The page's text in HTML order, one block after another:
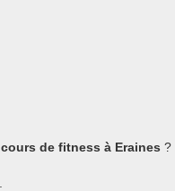
cours de fitness à Eraines ?